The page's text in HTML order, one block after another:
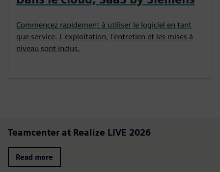
Commencez rapidement à utiliser le logiciel en tant
que service. L'exploitation, l'entretien et les mises à
niveau sont inclus.
Teamcenter at Realize LIVE 2026
Read more